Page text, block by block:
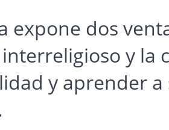
expone dos
y la
y aprender a